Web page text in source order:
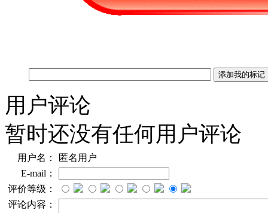
用户评论
暂时还没有任何用户评论
用户名：
匿名用户
E-mail：
评价等级：
评论内容：